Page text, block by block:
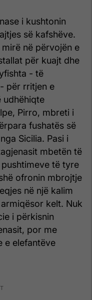
i kushtonin
së kafshëve.
në përvojën e
për kuajt dhe
- të
për rritjen e
udhëhiqte
Pirro, mbreti i
fushatës së
Sicilia. Pasi i
mbetën të
të tyre
ofronin mbrojtje
në një kalim
kelt. Nuk
i përkisnin
por me
e elefantëve